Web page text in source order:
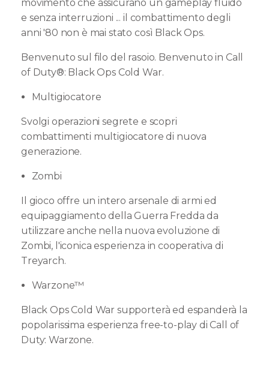
movimento che assicurano un gameplay fluido
e senza interruzioni ... il combattimento degli
anni '80 non è mai stato così Black Ops.
Benvenuto sul filo del rasoio. Benvenuto in Call
of Duty®: Black Ops Cold War.
Multigiocatore
Svolgi operazioni segrete e scopri
combattimenti multigiocatore di nuova
generazione.
Zombi
Il gioco offre un intero arsenale di armi ed
equipaggiamento della Guerra Fredda da
utilizzare anche nella nuova evoluzione di
Zombi, l'iconica esperienza in cooperativa di
Treyarch.
Warzone™
Black Ops Cold War supporterà ed espanderà la
popolarissima esperienza free-to-play di Call of
Duty: Warzone.